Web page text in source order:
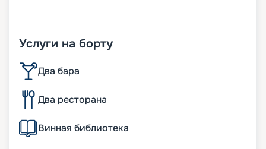
Услуги на борту
Два бара
Два ресторана
Винная библиотека